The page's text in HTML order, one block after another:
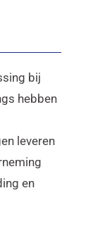
bij
hebben
leveren
en